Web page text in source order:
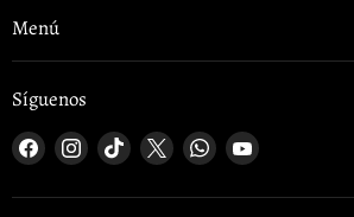
Menú
Síguenos
Encuéntrenos
Facebook
Encuéntrenos
Instagram
Encuéntrenos
TikTok
Encuéntrenos
X
Encuéntrenos
WhatsApp
Encuéntrenos
YouTube